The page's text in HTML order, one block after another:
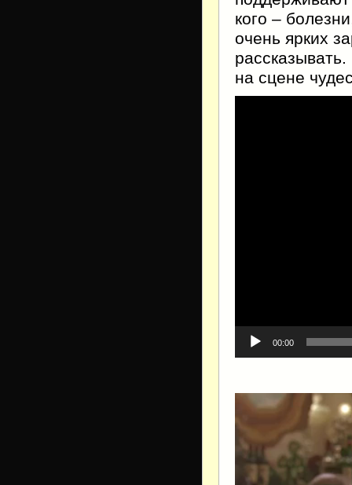
кого –
очень ярких
на сцене
00:00
Видеоплеер